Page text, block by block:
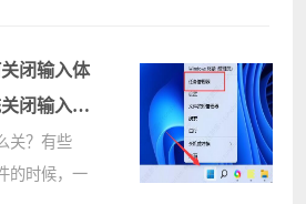
下面就来为
闭输入体
闭输入体
关？有些
的时候，一